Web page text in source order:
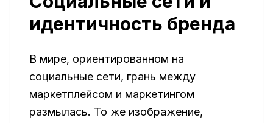
идентичность бренда
В мире, ориентированном на
социальные сети, грань между
маркетплейсом и маркетингом
размылась. То же изображение,